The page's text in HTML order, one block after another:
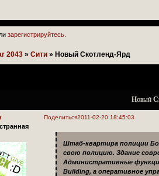
зарегистрируйтесь.
2043 »Сити » Новый Скотленд-Ярд
Новый
Поделиться2011-02-20 18:45:03
Штаб-квартира полиции
свою полицию. Здание
Административные
Building, а оперативное